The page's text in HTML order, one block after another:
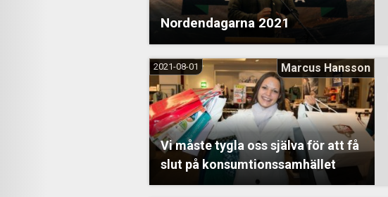
Nordendagarna 2021
Vi måste tygla oss själva för att få
slut på konsumtionssamhället
2021-08-01
Marcus Hansson